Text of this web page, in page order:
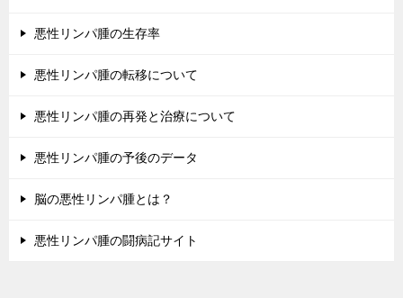
悪性リンパ腫の生存率
悪性リンパ腫の転移について
悪性リンパ腫の再発と治療について
悪性リンパ腫の予後のデータ
脳の悪性リンパ腫とは？
悪性リンパ腫の闘病記サイト